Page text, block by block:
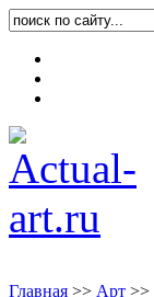
Главная >> Арт >>